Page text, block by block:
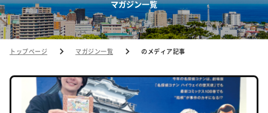
マガジン一覧
トップページ マガジン一覧 のメディア記事